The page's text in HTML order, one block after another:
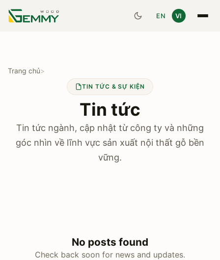
EN VI
Trang chủ>
TIN TỨC & SỰ KIỆN
Tin tức
Tin tức ngành, cập nhật từ công ty và những
góc nhìn về lĩnh vực sản xuất nội thất gỗ bền
vững.
No posts found
Check back soon for news and updates.